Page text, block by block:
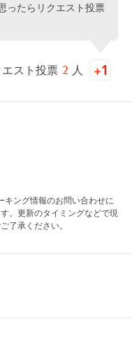
ったらリクエスト投票
スト投票 2 人
ング情報のお問い合わせに
。更新のタイミングなどで現
了承ください。